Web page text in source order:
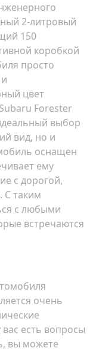
2-литровый
150
коробкой
просто
цвет
Forester
выбор
вид, но и
оснащен
ему
с дорогой,
С таким
с любыми
встречаются
очень
вас есть вопросы
вы можете